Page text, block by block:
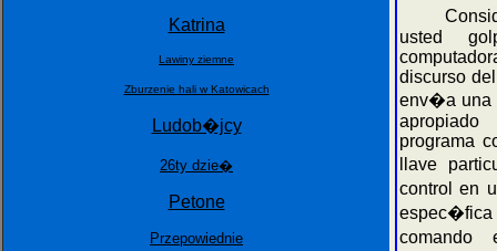
Katrina
Lawiny ziemne
Zburzenie hali w Katowicach
Ludob�jcy
26ty dzie�
Petone
Przepowiednie
usted
discurso
env�a una
programa
llave
control en